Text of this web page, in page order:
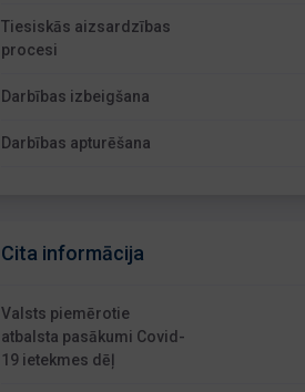
Tiesiskās aizsardzības
procesi
Darbības izbeigšana
Darbības apturēšana
Cita informācija
Valsts piemērotie
atbalsta pasākumi Covid-
19 ietekmes dēļ